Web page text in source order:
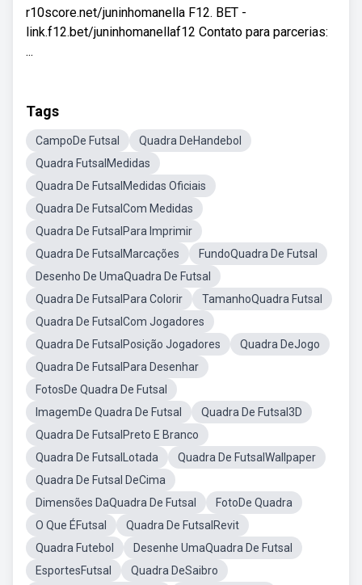
r10score.net/juninhomanella F12. BET -
link.f12.bet/juninhomanellaf12 Contato para parcerias:
...
Tags
CampoDe Futsal
Quadra DeHandebol
Quadra FutsalMedidas
Quadra De FutsalMedidas Oficiais
Quadra De FutsalCom Medidas
Quadra De FutsalPara Imprimir
Quadra De FutsalMarcações
FundoQuadra De Futsal
Desenho De UmaQuadra De Futsal
Quadra De FutsalPara Colorir
TamanhoQuadra Futsal
Quadra De FutsalCom Jogadores
Quadra De FutsalPosição Jogadores
Quadra DeJogo
Quadra De FutsalPara Desenhar
FotosDe Quadra De Futsal
ImagemDe Quadra De Futsal
Quadra De Futsal3D
Quadra De FutsalPreto E Branco
Quadra De FutsalLotada
Quadra De FutsalWallpaper
Quadra De Futsal DeCima
Dimensões DaQuadra De Futsal
FotoDe Quadra
O Que ÉFutsal
Quadra De FutsalRevit
Quadra Futebol
Desenhe UmaQuadra De Futsal
EsportesFutsal
Quadra DeSaibro